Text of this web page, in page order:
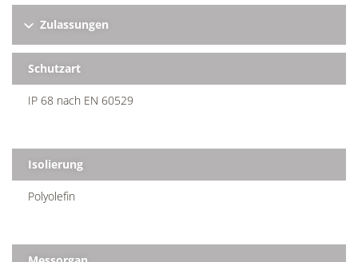
Zulassungen
Schutzart
IP 68 nach EN 60529
Isolierung
Polyolefin